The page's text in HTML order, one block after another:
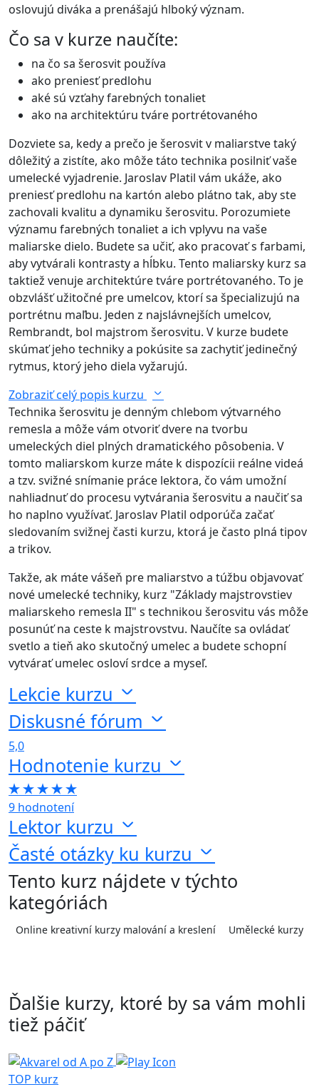
oslovujú diváka a prenášajú hlboký význam.
Čo sa v kurze naučíte:
na čo sa šerosvit používa
ako preniesť predlohu
aké sú vzťahy farebných tonaliet
ako na architektúru tváre portrétovaného
Dozviete sa, kedy a prečo je šerosvit v maliarstve taký
dôležitý a zistíte, ako môže táto technika posilniť vaše
umelecké vyjadrenie. Jaroslav Platil vám ukáže, ako
preniesť predlohu na kartón alebo plátno tak, aby ste
zachovali kvalitu a dynamiku šerosvitu. Porozumiete
významu farebných tonaliet a ich vplyvu na vaše
maliarske dielo. Budete sa učiť, ako pracovať s farbami,
aby vytvárali kontrasty a hĺbku. Tento maliarsky kurz sa
taktiež venuje architektúre tváre portrétovaného. To je
obzvlášť užitočné pre umelcov, ktorí sa špecializujú na
portrétnu maľbu. Jeden z najslávnejších umelcov,
Rembrandt, bol majstrom šerosvitu. V kurze budete
skúmať jeho techniky a pokúsite sa zachytiť jedinečný
rytmus, ktorý jeho diela vyžarujú.
Zobraziť celý popis kurzu
Technika šerosvitu je denným chlebom výtvarného
remesla a môže vám otvoriť dvere na tvorbu
umeleckých diel plných dramatického pôsobenia. V
tomto maliarskom kurze máte k dispozícii reálne videá
a tzv. svižné snímanie práce lektora, čo vám umožní
nahliadnuť do procesu vytvárania šerosvitu a naučiť sa
ho naplno využívať. Jaroslav Platil odporúča začať
sledovaním svižnej časti kurzu, ktorá je často plná tipov
a trikov.
Takže, ak máte vášeň pre maliarstvo a túžbu objavovať
nové umelecké techniky, kurz "Základy majstrovstiev
maliarskeho remesla II" s technikou šerosvitu vás môže
posunúť na ceste k majstrovstvu. Naučíte sa ovládať
svetlo a tieň ako skutočný umelec a budete schopní
vytvárať umelec osloví srdce a myseľ.
Lekcie kurzu
Diskusné fórum
5,0
Hodnotenie kurzu
9 hodnotení
Lektor kurzu
Časté otázky ku kurzu
Tento kurz nájdete v týchto
kategóriách
Online kreativní kurzy malování a kreslení Umělecké kurzy
Ďalšie kurzy, ktoré by sa vám mohli
tiež páčiť
TOP kurz